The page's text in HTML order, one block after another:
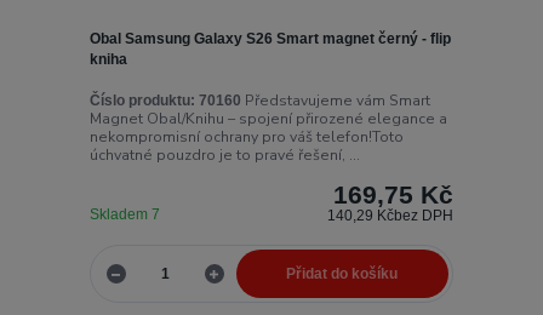
Obal Samsung Galaxy S26 Smart magnet černý - flip
kniha
Číslo produktu: 70160 Představujeme vám Smart
Magnet Obal/Knihu – spojení přirozené elegance a
nekompromisní ochrany pro váš telefon!Toto
úchvatné pouzdro je to pravé řešení, ...
169,75 Kč
140,29 Kčbez DPH
Skladem 7
Přidat do košíku